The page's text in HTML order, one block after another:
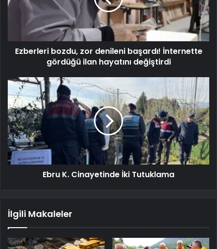
Ezberleri bozdu, zor denileni başardı! İnternette
gördüğü ilan hayatını değiştirdi
Ebru K. Cinayetinde İki Tutuklama
İlgili Makaleler